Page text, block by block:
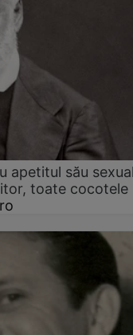
apetitul său
toate cocotele